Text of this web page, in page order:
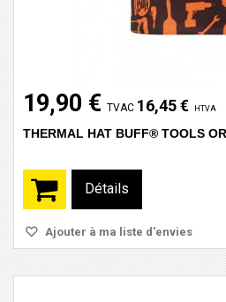
19,90 € TVAC 16,45 € HTVA
THERMAL HAT BUFF® TOOLS
Détails
Ajouter à ma liste d'envies